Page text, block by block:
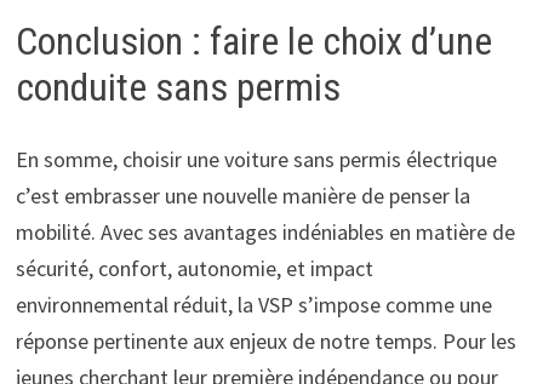
Conclusion : faire le choix d’une
conduite sans permis
En somme, choisir une voiture sans permis électrique
c’est embrasser une nouvelle manière de penser la
mobilité. Avec ses avantages indéniables en matière de
sécurité, confort, autonomie, et impact
environnemental réduit, la VSP s’impose comme une
réponse pertinente aux enjeux de notre temps. Pour les
jeunes cherchant leur première indépendance ou pour